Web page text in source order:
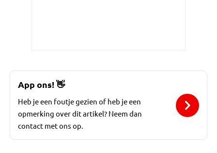
App ons!👋
Heb je een foutje gezien of heb je een
opmerking over dit artikel? Neem dan
contact met ons op.